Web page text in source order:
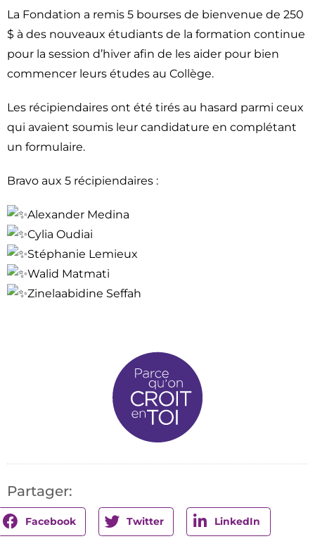
La Fondation a remis 5 bourses de bienvenue de 250
$ à des nouveaux étudiants de la formation continue
pour la session d’hiver afin de les aider pour bien
commencer leurs études au Collège.
Les récipiendaires ont été tirés au hasard parmi ceux
qui avaient soumis leur candidature en complétant
un formulaire.
Bravo aux 5 récipiendaires :
Alexander Medina
Cylia Oudiai
Stéphanie Lemieux
Walid Matmati
Zinelaabidine Seffah
Partager:
Facebook Twitter LinkedIn